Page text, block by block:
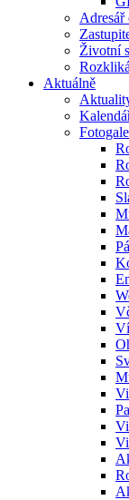
Adresář
Životní
Aktuálně